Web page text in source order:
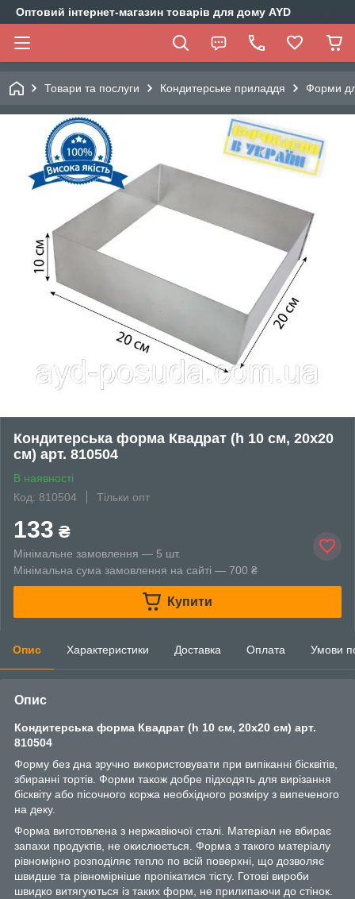
Оптовий інтернет-магазин товарів для дому AYD
Товари та послуги Кондитерське приладдя Форми
Кондитерська форма Квадрат (h 10 см, 20х20
см) арт. 810504
В наявності
Код: 810504
Тільки опт
133 ₴
Мінімальне замовлення — 5 шт.
Мінімальна сума замовлення на сайті — 700 ₴
Купити
Опис Характеристики Доставка Оплата Умови
Опис
Кондитерська форма Квадрат (h 10 см, 20х20 см) арт.
810504
Форму без дна зручно використовувати при випіканні бісквітів,
збиранні тортів. Форми також добре підходять для вирізання
бісквіту або пісочного коржа необхідного розміру з випеченого
на деку.
Форма виготовлена ​​з нержавіючої сталі. Матеріал не вбирає
запахи продуктів, не окислюється. Форма з такого матеріалу
рівномірно розподіляє тепло по всій поверхні, що дозволяє
швидше та рівномірніше пропікатися тісту. Готові вироби
швидко витягуються із таких форм, не прилипаючи до стінок.